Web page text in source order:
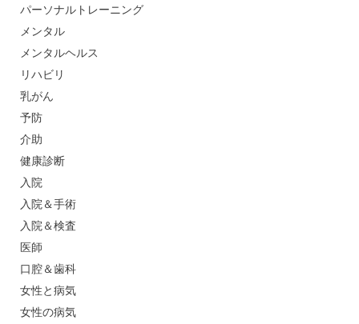
パーソナルトレーニング
メンタル
メンタルヘルス
リハビリ
乳がん
予防
介助
健康診断
入院
入院＆手術
入院＆検査
医師
口腔＆歯科
女性と病気
女性の病気